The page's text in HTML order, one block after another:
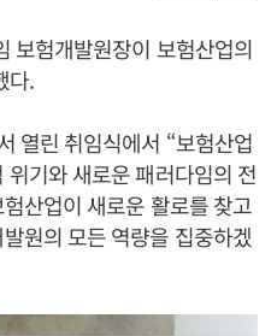
보험개발원장이 보험산업의
다.
열린 취임식에서 “보험산업
기와 새로운 패러다임의 전
산업이 새로운 활로를 찾고
원의 모든 역량을 집중하겠